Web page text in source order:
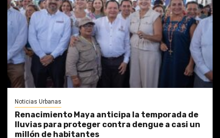
Noticias Urbanas
Renacimiento Maya anticipa la temporada de
lluvias para proteger contra dengue a casi un
millón de habitantes